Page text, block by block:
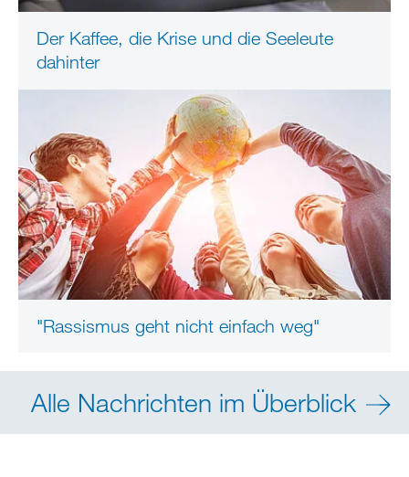
Der Kaffee, die Krise und die Seeleute
dahinter
"Rassismus geht nicht einfach weg"
Alle Nachrichten im Überblick